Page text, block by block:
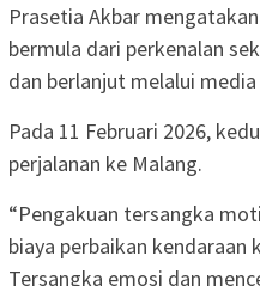
Prasetia Akbar
bermula dari perkenalan
dan berlanjut melalui media
Pada 11 Februari 2026,
perjalanan ke Malang.
“Pengakuan tersangka
biaya perbaikan kendaraan
Tersangka emosi dan